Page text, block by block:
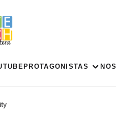
PROTAGONISTAS